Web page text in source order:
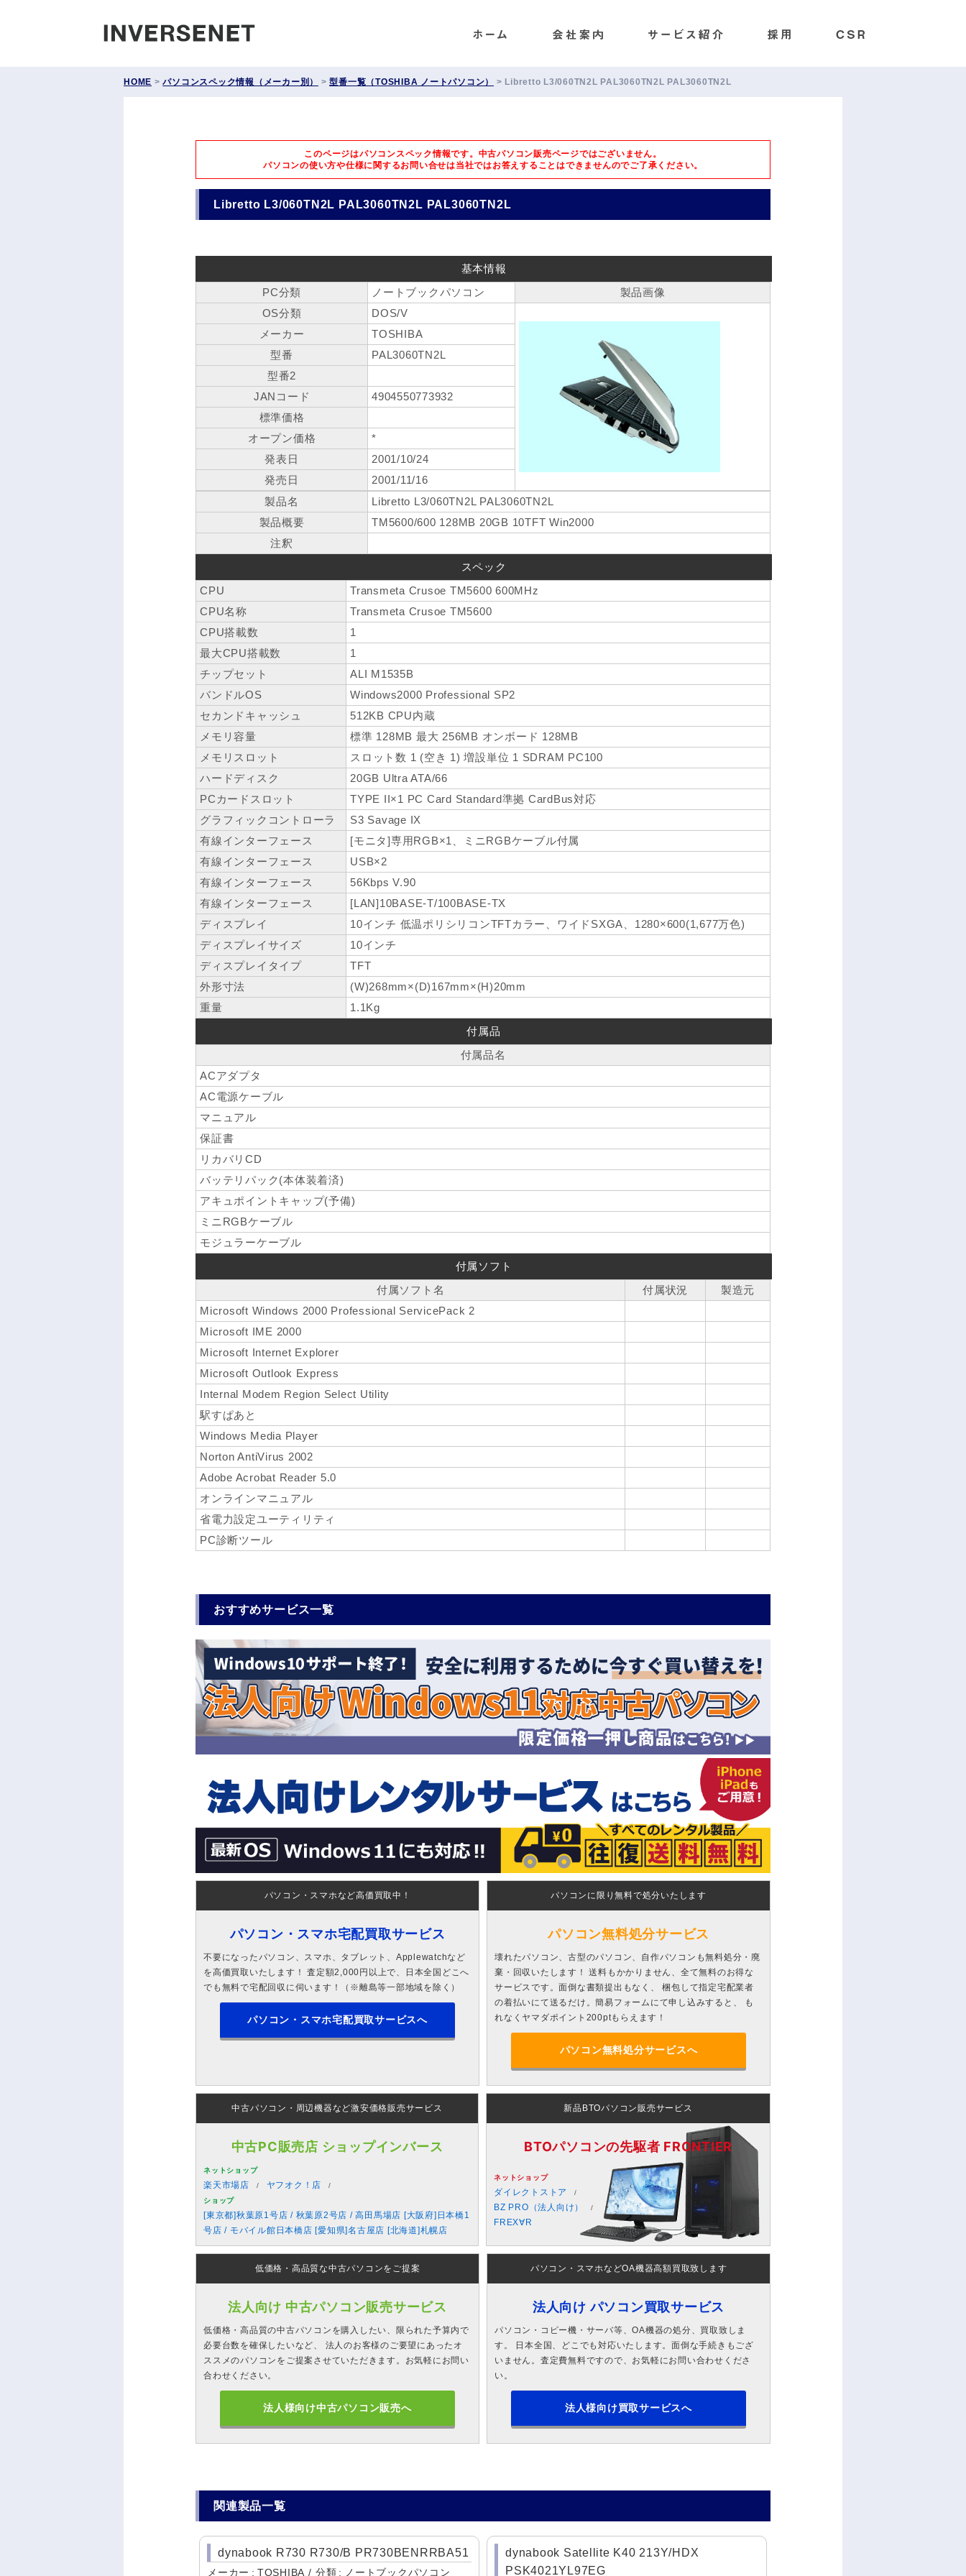
HOME >パソコンスペック情報（メーカー別） >型番一覧（TOSHIBA ノートパソコン） > Libretto L3/060TN2L PAL3060TN2L PAL3060TN2L
このページはパソコンスペック情報です。中古パソコン販売ページではございません。
パソコンの使い方や仕様に関するお問い合せは当社ではお答えすることはできませんのでご了承ください。
Libretto L3/060TN2L PAL3060TN2L PAL3060TN2L
基本情報
PC分類
ノートブックパソコン
製品画像
OS分類
DOS/V
メーカー
TOSHIBA
型番
PAL3060TN2L
型番2
JANコード
4904550773932
標準価格
オープン価格
*
発表日
2001/10/24
発売日
2001/11/16
製品名
Libretto L3/060TN2L PAL3060TN2L
製品概要
TM5600/600 128MB 20GB 10TFT Win2000
注釈
スペック
CPU
Transmeta Crusoe TM5600 600MHz
CPU名称
Transmeta Crusoe TM5600
CPU搭載数
1
最大CPU搭載数
1
チップセット
ALI M1535B
バンドルOS
Windows2000 Professional SP2
セカンドキャッシュ
512KB CPU内蔵
メモリ容量
標準 128MB 最大 256MB オンボード 128MB
メモリスロット
スロット数 1 (空き 1) 増設単位 1 SDRAM PC100
ハードディスク
20GB Ultra ATA/66
PCカードスロット
TYPE II×1 PC Card Standard準拠 CardBus対応
グラフィックコントローラ
S3 Savage IX
有線インターフェース
[モニタ]専用RGB×1、ミニRGBケーブル付属
有線インターフェース
USB×2
有線インターフェース
56Kbps V.90
有線インターフェース
[LAN]10BASE-T/100BASE-TX
ディスプレイ
10インチ 低温ポリシリコンTFTカラー、ワイドSXGA、1280×600(1,677万色)
ディスプレイサイズ
10インチ
ディスプレイタイプ
TFT
外形寸法
(W)268mm×(D)167mm×(H)20mm
重量
1.1Kg
付属品
付属品名
ACアダプタ
AC電源ケーブル
マニュアル
保証書
リカバリCD
バッテリパック(本体装着済)
アキュポイントキャップ(予備)
ミニRGBケーブル
モジュラーケーブル
付属ソフト
付属ソフト名
付属状況
製造元
Microsoft Windows 2000 Professional ServicePack 2
Microsoft IME 2000
Microsoft Internet Explorer
Microsoft Outlook Express
Internal Modem Region Select Utility
駅すぱあと
Windows Media Player
Norton AntiVirus 2002
Adobe Acrobat Reader 5.0
オンラインマニュアル
省電力設定ユーティリティ
PC診断ツール
おすすめサービス一覧
パソコン・スマホなど高価買取中！
パソコン・スマホ宅配買取サービス
不要になったパソコン、スマホ、タブレット、Applewatchなど
を高価買取いたします！ 査定額2,000円以上で、日本全国どこへ
でも無料で宅配回収に伺います！（※離島等一部地域を除く）
パソコン・スマホ宅配買取サービスへ
パソコンに限り無料で処分いたします
パソコン無料処分サービス
壊れたパソコン、古型のパソコン、自作パソコンも無料処分・廃
棄・回収いたします！ 送料もかかりません、全て無料のお得な
サービスです。面倒な書類提出もなく、 梱包して指定宅配業者
の着払いにて送るだけ。簡易フォームにて申し込みすると、 も
れなくヤマダポイント200ptもらえます！
パソコン無料処分サービスへ
中古パソコン・周辺機器など激安価格販売サービス
中古PC販売店 ショップインバース
ネットショップ
楽天市場店 ヤフオク！店
ショップ
[東京都]秋葉原1号店 / 秋葉原2号店 / 高田馬場店 [大阪府]日本橋1
号店 / モバイル館日本橋店 [愛知県]名古屋店 [北海道]札幌店
新品BTOパソコン販売サービス
BTOパソコンの先駆者 FRONTIER
ネットショップ
ダイレクトストア
BZ PRO（法人向け）
FREX∀R
低価格・高品質な中古パソコンをご提案
法人向け 中古パソコン販売サービス
低価格・高品質の中古パソコンを購入したい、限られた予算内で
必要台数を確保したいなど、 法人のお客様のご要望にあったオ
ススメのパソコンをご提案させていただきます。お気軽にお問い
合わせください。
法人様向け中古パソコン販売へ
パソコン・スマホなどOA機器高額買取致します
法人向け パソコン買取サービス
パソコン・コピー機・サーバ等、OA機器の処分、買取致しま
す。 日本全国、どこでも対応いたします。面倒な手続きもござ
いません。査定費無料ですので、お気軽にお問い合わせくださ
い。
法人様向け買取サービスへ
関連製品一覧
dynabook R730 R730/B PR730BENRRBA51
メーカー TOSHIBA 分類 ノートブックパソコン
dynabook Satellite K40 213Y/HDX
PSK4021YL97EG